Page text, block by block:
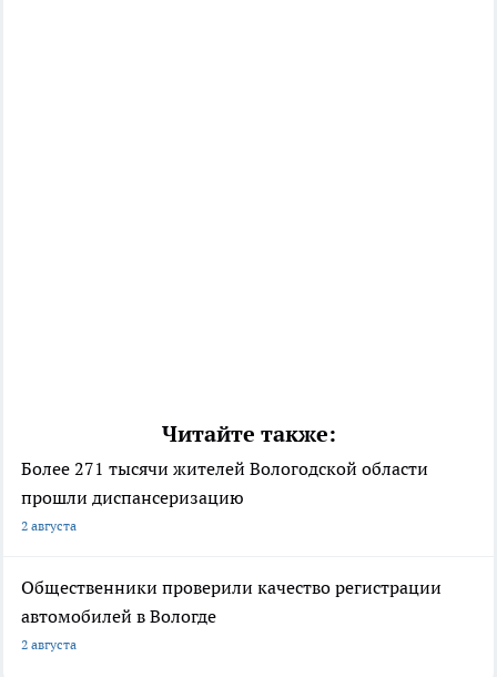
Читайте также:
Более 271 тысячи жителей Вологодской области
прошли диспансеризацию
2 августа
Общественники проверили качество регистрации
автомобилей в Вологде
2 августа